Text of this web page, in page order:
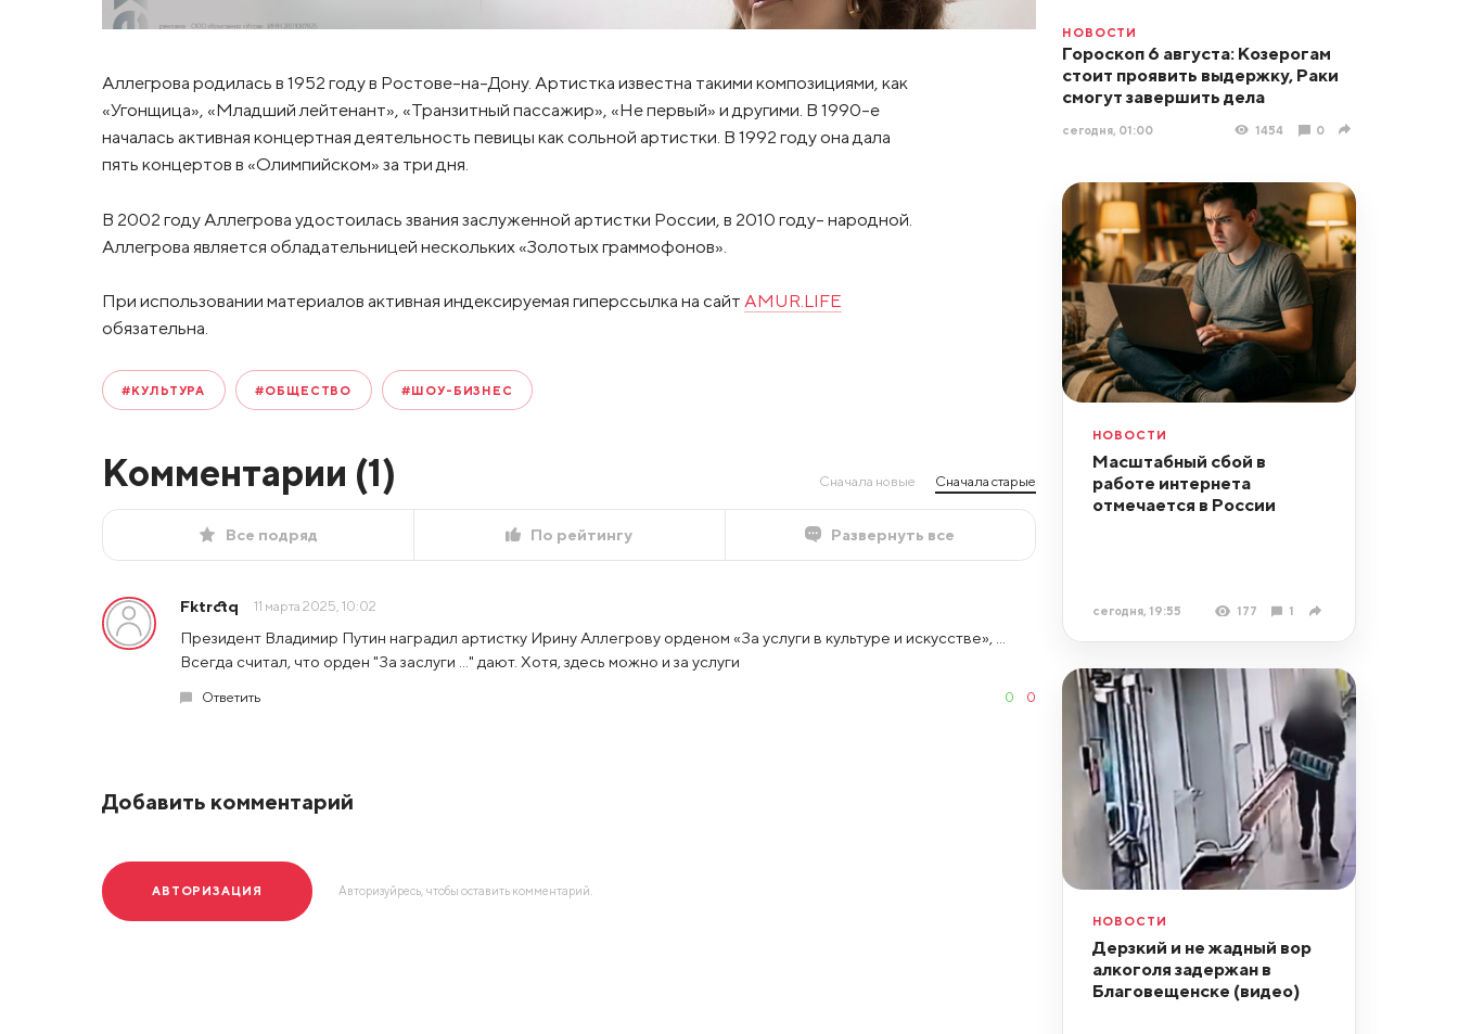
Аллегрова родилась в 1952 году в Ростове-на-Дону. Артистка известна такими композициями, как
«Угонщица», «Младший лейтенант», «Транзитный пассажир», «Не первый» и другими. В 1990-е
началась активная концертная деятельность певицы как сольной артистки. В 1992 году она дала
пять концертов в «Олимпийском» за три дня.
В 2002 году Аллегрова удостоилась звания заслуженной артистки России, в 2010 году- народной.
Аллегрова является обладательницей нескольких «Золотых граммофонов».
При использовании материалов активная индексируемая гиперссылка на сайт AMUR.LIFE
обязательна.
#КУЛЬТУРА #ОБЩЕСТВО #ШОУ-БИЗНЕС
Комментарии (1) Сначала новые Сначала старые
Все подряд По рейтингу Развернуть все
Fktrctq 11 марта 2025, 10:02
Президент Владимир Путин наградил артистку Ирину Аллегрову орденом «За услуги в культуре и искусстве», ...
Всегда считал, что орден "За заслуги ..." дают. Хотя, здесь можно и за услуги
Ответить 0 0
Добавить комментарий
АВТОРИЗАЦИЯ Авторизуйресь, чтобы оставить комментарий.
НОВОСТИ
Гороскоп 6 августа: Козерогам
стоит проявить выдержку, Раки
смогут завершить дела
сегодня, 01:00 1454 0
НОВОСТИ
Масштабный сбой в
работе интернета
отмечается в России
сегодня, 19:55 177 1
НОВОСТИ
Дерзкий и не жадный вор
алкоголя задержан в
Благовещенске (видео)